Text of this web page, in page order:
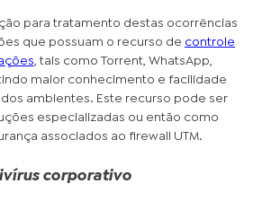
para tratamento destas ocorrências
que possuam o recurso de controle
, tais como Torrent, WhatsApp,
maior conhecimento e facilidade
ambientes. Este recurso pode ser
especializadas ou então como
associados ao firewall UTM.
corporativo